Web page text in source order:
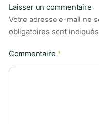
Laisser un commentaire
Votre adresse e-mail ne
obligatoires sont
Commentaire *